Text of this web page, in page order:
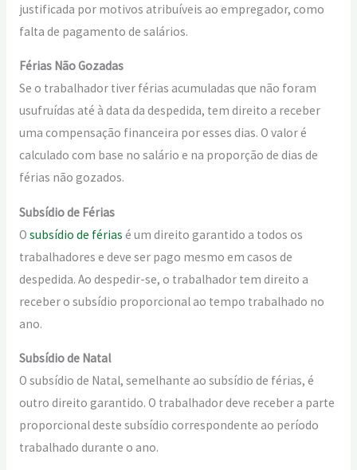
justificada por motivos atribuíveis ao empregador, como
falta de pagamento de salários.
Férias Não Gozadas
Se o trabalhador tiver férias acumuladas que não foram
usufruídas até à data da despedida, tem direito a receber
uma compensação financeira por esses dias. O valor é
calculado com base no salário e na proporção de dias de
férias não gozados.
Subsídio de Férias
O subsídio de férias é um direito garantido a todos os
trabalhadores e deve ser pago mesmo em casos de
despedida. Ao despedir-se, o trabalhador tem direito a
receber o subsídio proporcional ao tempo trabalhado no
ano.
Subsídio de Natal
O subsídio de Natal, semelhante ao subsídio de férias, é
outro direito garantido. O trabalhador deve receber a parte
proporcional deste subsídio correspondente ao período
trabalhado durante o ano.